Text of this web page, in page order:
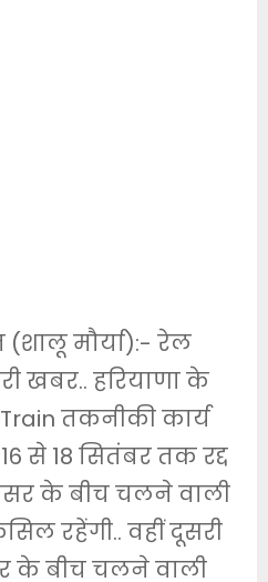
मौर्या):- रेल
खबर.. हरियाणा के
तकनीकी कार्य
से 18 सितंबर तक रद्द
के बीच चलने वाली
रहेंगी.. वहीं दूसरी
के बीच चलने वाली